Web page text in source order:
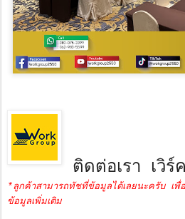
ติดต่อเรา เวิร์
*ลูกค้าสามารถทัชที่ข้อมูลได้เลยนะครับ เพื่
ข้อมูลเพิ่มเติม